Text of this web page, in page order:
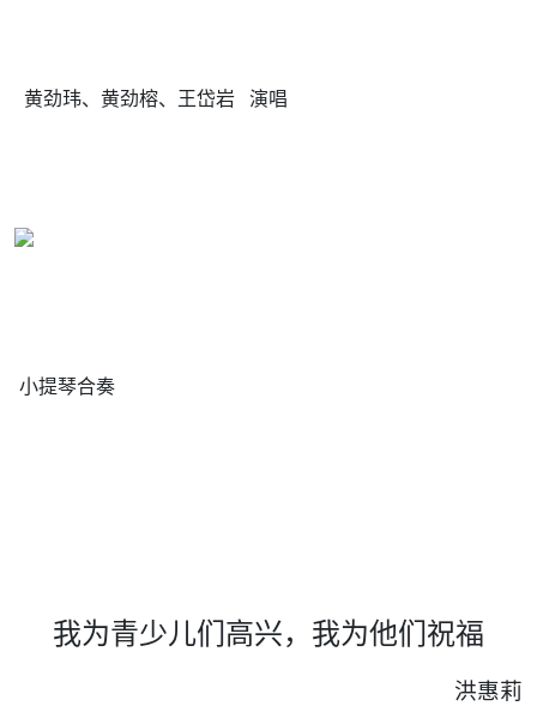
黄劲玮、黄劲榕、王岱岩 演唱
小提琴合奏
我为青少儿们高兴，我为他们祝福
洪惠莉